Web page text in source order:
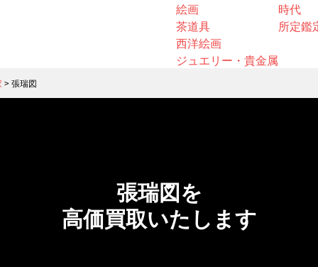
絵画
茶道具
西洋絵画
ジュエリー・貴金属
時代
所定鑑
>張瑞図
張瑞図を
高価買取いたします